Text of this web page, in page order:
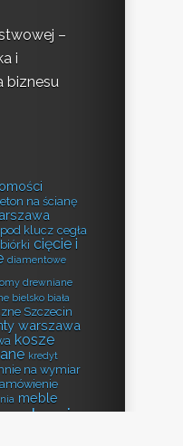
–
i
biznesu
na ścianę
klucz cegła
cięcie i
diamentowe
drewniane
bielsko biała
Szczecin
warszawa
kosze
kredyt
na wymiar
meble